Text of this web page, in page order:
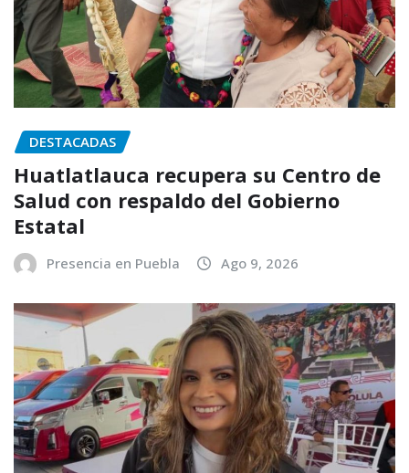
DESTACADAS
Huatlatlauca recupera su Centro de
Salud con respaldo del Gobierno
Estatal
Presencia en Puebla Ago 9, 2026